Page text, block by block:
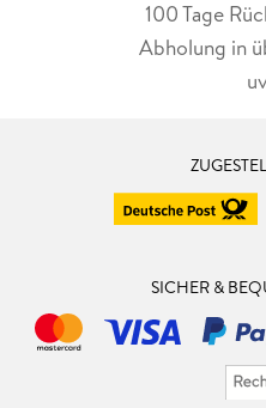
100 Tage
Abholung in
SICHER &